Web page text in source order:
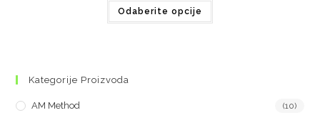
Odaberite opcije
Kategorije Proizvoda
AM Method (10)